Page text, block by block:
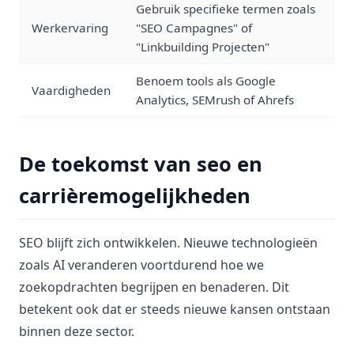
Werkervaring
Gebruik specifieke termen zoals
"SEO Campagnes" of
"Linkbuilding Projecten"
Vaardigheden
Benoem tools als Google
Analytics, SEMrush of Ahrefs
De toekomst van seo en
carrièremogelijkheden
SEO blijft zich ontwikkelen. Nieuwe technologieën
zoals AI veranderen voortdurend hoe we
zoekopdrachten begrijpen en benaderen. Dit
betekent ook dat er steeds nieuwe kansen ontstaan
binnen deze sector.